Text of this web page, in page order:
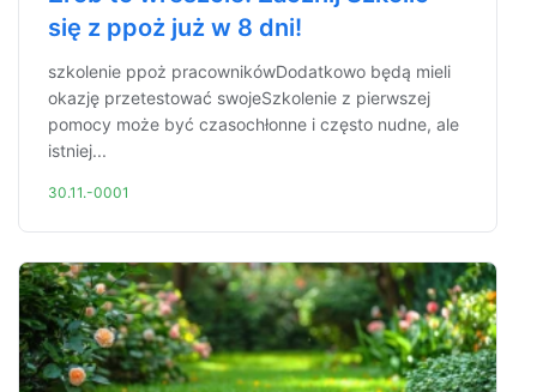
się z ppoż już w 8 dni!
szkolenie ppoż pracownikówDodatkowo będą mieli
okazję przetestować swojeSzkolenie z pierwszej
pomocy może być czasochłonne i często nudne, ale
istniej...
30.11.-0001